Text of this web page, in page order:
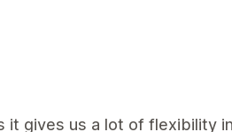
it gives us a lot of flexibility